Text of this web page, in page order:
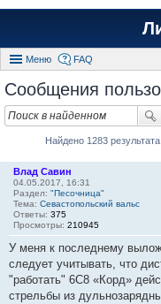
Меню FAQ
Сообщения
Найдено 1283 результата
Влад Савин
04.05.2017, 16:31
Раздел: "Песочница"
Тема: Севастопольский вальс
Ответы: 375
Просмотры: 210945
У меня к последнему
следует учитывать, что
"работать" 6С8 «Корд»
стрельбы из